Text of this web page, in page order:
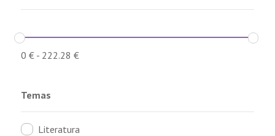
0 €- 222.28 €
Temas
Literatura